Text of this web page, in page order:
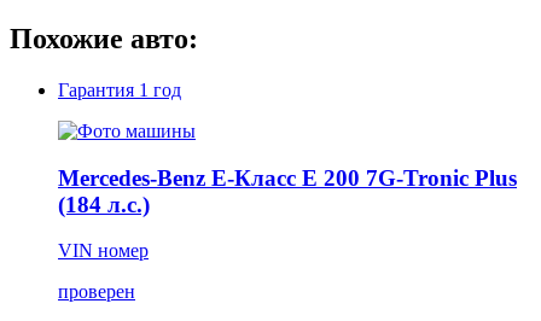
Похожие авто:
Гарантия 1 год
Mercedes-Benz E-Класс E 200 7G-Tronic Plus
(184 л.с.)
VIN номер
проверен